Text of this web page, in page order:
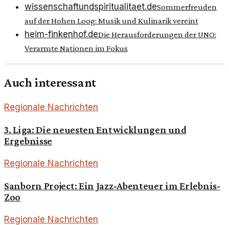
wissenschaftundspiritualitaet.deSommerfreuden
auf der Hohen Loog: Musik und Kulinarik vereint
heim-finkenhof.deDie Herausforderungen der UNO:
Verarmte Nationen im Fokus
Auch interessant
Regionale Nachrichten
3. Liga: Die neuesten Entwicklungen und
Ergebnisse
Regionale Nachrichten
Sanborn Project: Ein Jazz-Abenteuer im Erlebnis-
Zoo
Regionale Nachrichten